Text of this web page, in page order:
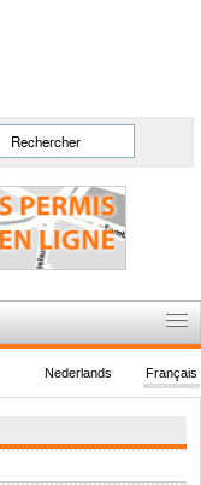
Français
Nederlands